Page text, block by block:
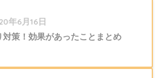
年6月16日
対策！効果があったことまとめ